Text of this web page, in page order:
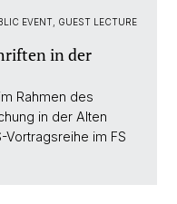
EVENT, GUEST LECTURE
in der
Rahmen des
in der Alten
Vortragsreihe im FS